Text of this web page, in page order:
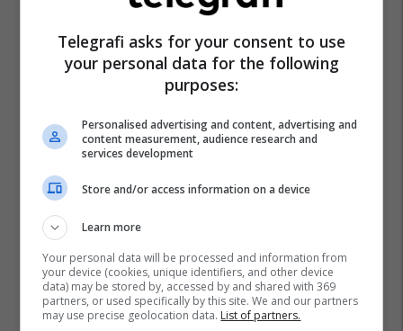
Pro Real Estate
Alba Health bashkon
profesionistët e kujdesit në një
rrjet të përbashkët në Zvicër
Alba Health
robotikës: Kosova drejt Koresë
Plan B Creative rrit ndikimin e
biznesit tuaj online
Plan B
Telegrafi asks for your consent to use
your personal data for the following
purposes:
Personalised advertising and content, advertising and
content measurement, audience research and
services development
Store and/or access information on a device
Learn more
Your personal data will be processed and information from
your device (cookies, unique identifiers, and other device
data) may be stored by, accessed by and shared with 369
partners, or used specifically by this site. We and our partners
may use precise geolocation data. List of partners.